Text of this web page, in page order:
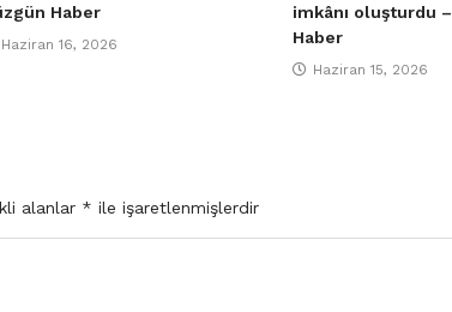
Haber
Haziran 16, 2026
imkânı oluşturdu
Haber
Haziran 15, 2026
alanlar * ile işaretlenmişlerdir